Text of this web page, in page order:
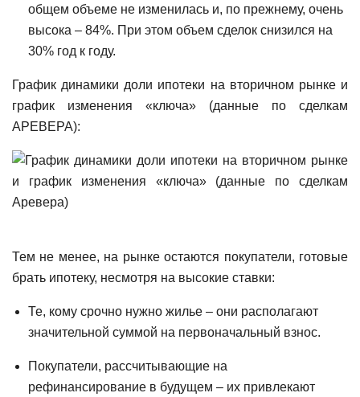
общем объеме не изменилась и, по прежнему, очень
высока – 84%. При этом объем сделок снизился на
30% год к году.
График динамики доли ипотеки на вторичном рынке и
график изменения «ключа» (данные по сделкам
АРЕВЕРА):
Тем не менее, на рынке остаются покупатели, готовые
брать ипотеку, несмотря на высокие ставки:
Те, кому срочно нужно жилье – они располагают
значительной суммой на первоначальный взнос.
Покупатели, рассчитывающие на
рефинансирование в будущем – их привлекают